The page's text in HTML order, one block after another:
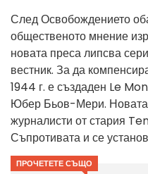
След Освобождението
общественото мнение
новата преса липсва
вестник. За да
1944 г. е създаден Le
Юбер Бьов-Мери. Новата
журналисти от стария
Съпротивата и се
ПРОЧЕТЕТЕ СЪЩО